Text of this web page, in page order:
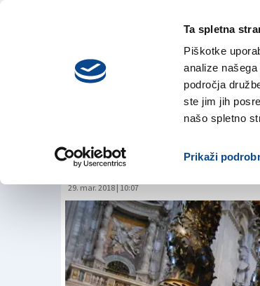
Ta spletna
Piškotke
analize
področja
ste jim jih
našo spletno
Prikaži
petek,
7.
Baziliko
krasita
29. mar. 2018 | 10:07